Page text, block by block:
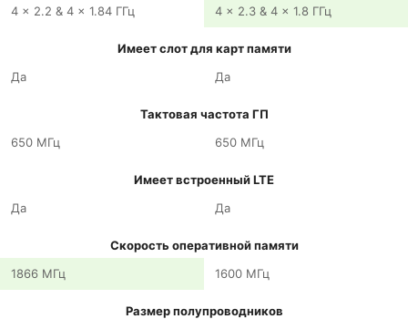
4 x 2.2 & 4 x 1.84 ГГц
4 x 2.3 & 4 x 1.8 ГГц
Имеет слот для карт памяти
Да
Да
Тактовая частота ГП
650 МГц
650 МГц
Имеет встроенный LTE
Да
Да
Скорость оперативной памяти
1866 МГц
1600 МГц
Размер полупроводников